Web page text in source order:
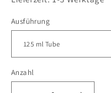
Ausführung
Anzahl